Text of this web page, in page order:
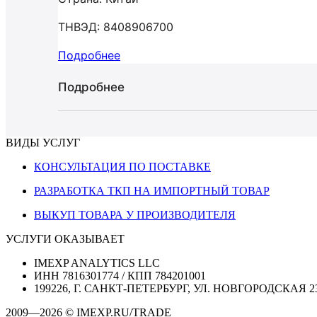
ТНВЭД: 8408906700
Подробнее
Подробнее
ВИДЫ УСЛУГ
КОНСУЛЬТАЦИЯ ПО ПОСТАВКЕ
РАЗРАБОТКА ТКП НА ИМПОРТНЫЙ ТОВАР
ВЫКУП ТОВАРА У ПРОИЗВОДИТЕЛЯ
УСЛУГИ ОКАЗЫВАЕТ
IMEXP ANALYTICS LLC
ИНН 7816301774 / КПП 784201001
199226, Г. САНКТ-ПЕТЕРБУРГ, УЛ. НОВГОРОДСКАЯ
2009—2026 © IMEXP.RU/TRADE